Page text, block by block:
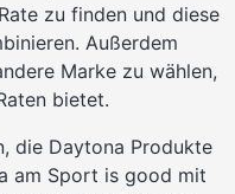
zu finden und diese
Außerdem
Marke zu wählen,
bietet.
die Daytona Produkte
am Sport is good mit